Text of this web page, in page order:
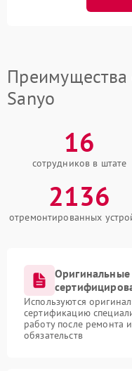
Преимущества
Sanyo
16
сотрудников в штате
2136
отремонтированных
Оригинальные
Используются
сертификацию
работу после ремонта
обязательств